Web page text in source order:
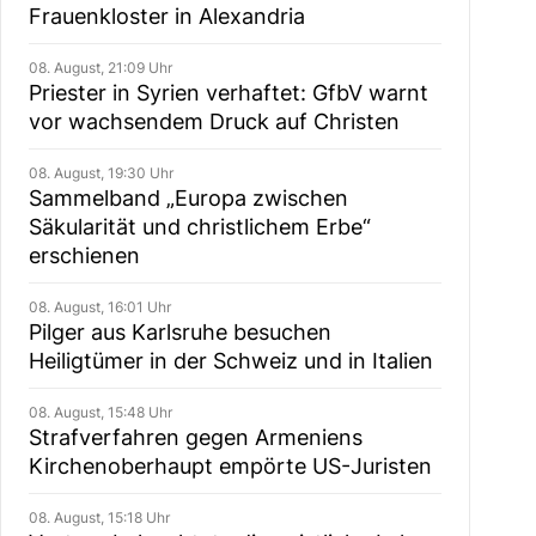
Frauenkloster in Alexandria
08. August, 21:09 Uhr
Priester in Syrien verhaftet: GfbV warnt
vor wachsendem Druck auf Christen
08. August, 19:30 Uhr
Sammelband „Europa zwischen
Säkularität und christlichem Erbe“
erschienen
08. August, 16:01 Uhr
Pilger aus Karlsruhe besuchen
Heiligtümer in der Schweiz und in Italien
08. August, 15:48 Uhr
Strafverfahren gegen Armeniens
Kirchenoberhaupt empörte US-Juristen
08. August, 15:18 Uhr